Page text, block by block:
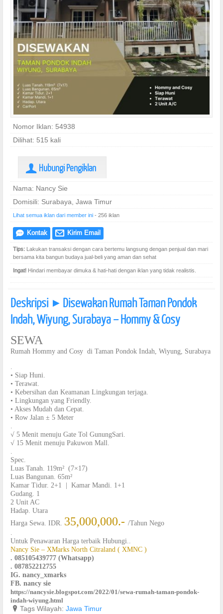
Nomor Iklan: 54938
Dilihat: 515 kali
U Hubungi Pengiklan
Nama: Nancy Sie
Domisili: Surabaya, Jawa Timur
Lihat semua iklan dari member ini - 256 iklan
e Kontak @ Kirim Email
Tips: Lakukan transaksi dengan cara bertemu langsung dengan penjual dan mari
bersama kita bangun budaya jual-beli yang aman dan sehat
Ingat! Hindari membayar dimuka & hati-hati dengan iklan yang tidak realistis.
Deskripsi ] Disewakan Rumah Taman Pondok
Indah, Wiyung, Surabaya – Hommy & Cosy
SEWA
Rumah Hommy and Cosy di Taman Pondok Indah, Wiyung, Surabaya
.
• Siap Huni.
• Terawat.
• Kebersihan dan Keamanan Lingkungan terjaga.
• Lingkungan yang Friendly.
• Akses Mudah dan Cepat.
• Row Jalan ± 5 Meter
.
√ 5 Menit menuju Gate Tol GunungSari.
√ 15 Menit menuju Pakuwon Mall.
.
Spec.
Luas Tanah. 119m² (7×17)
Luas Bangunan. 65m²
Kamar Tidur. 2+1 | Kamar Mandi. 1+1
Gudang. 1
2 Unit AC
Hadap. Utara
Harga Sewa. IDR. 35,000,000.- /Tahun Nego
.
Untuk Penawaran Harga terbaik Hubungi..
Nancy Sie – XMarks North Citraland ( XMNC )
. 085105439777 (Whatsapp)
. 087852212755
IG. nancy_xmarks
FB. nancy sie
https://nancysie.blogspot.com/2022/01/sewa-rumah-taman-pondok-
indah-wiyung.html
? Tags Wilayah: Jawa Timur